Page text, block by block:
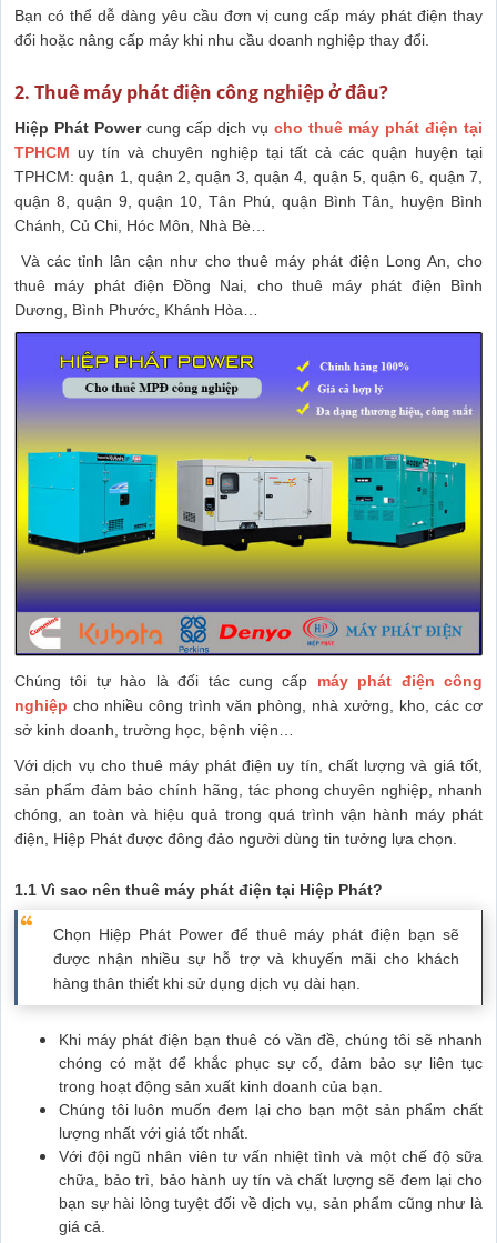
Bạn có thể dễ dàng yêu cầu đơn vị cung cấp máy phát điện thay
đổi hoặc nâng cấp máy khi nhu cầu doanh nghiệp thay đổi.
2. Thuê máy phát điện công nghiệp ở đâu?
Hiệp Phát Powercung cấp dịch vụ cho thuê máy phát điện tại
TPHCM uy tín và chuyên nghiệp tại tất cả các quận huyện tại
TPHCM: quận 1, quận 2, quận 3, quận 4, quận 5, quận 6, quận 7,
quận 8, quận 9, quận 10, Tân Phú, quận Bình Tân, huyện Bình
Chánh, Củ Chi, Hóc Môn, Nhà Bè…
Và các tỉnh lân cận như cho thuê máy phát điện Long An, cho
thuê máy phát điện Đồng Nai, cho thuê máy phát điện Bình
Dương, Bình Phước, Khánh Hòa…
Chúng tôi tự hào là đối tác cung cấp máy phát điện công
nghiệp cho nhiều công trình văn phòng, nhà xưởng, kho, các cơ
sở kinh doanh, trường học, bệnh viện…
Với dịch vụ cho thuê máy phát điện uy tín, chất lượng và giá tốt,
sản phẩm đảm bảo chính hãng, tác phong chuyên nghiệp, nhanh
chóng, an toàn và hiệu quả trong quá trình vận hành máy phát
điện, Hiệp Phát được đông đảo người dùng tin tưởng lựa chọn.
1.1 Vì sao nên thuê máy phát điện tại Hiệp Phát?
Chọn Hiệp Phát Power để thuê máy phát điện bạn sẽ
được nhận nhiều sự hỗ trợ và khuyến mãi cho khách
hàng thân thiết khi sử dụng dịch vụ dài hạn.
Khi máy phát điện bạn thuê có vần đề, chúng tôi sẽ nhanh
chóng có mặt để khắc phục sự cố, đảm bảo sự liên tục
trong hoạt động sản xuất kinh doanh của bạn.
Chúng tôi luôn muốn đem lại cho bạn một sản phẩm chất
lượng nhất với giá tốt nhất.
Với đội ngũ nhân viên tư vấn nhiệt tình và một chế độ sữa
chữa, bảo trì, bảo hành uy tín và chất lượng sẽ đem lại cho
bạn sự hài lòng tuyệt đối về dịch vụ, sản phẩm cũng như là
giá cả.